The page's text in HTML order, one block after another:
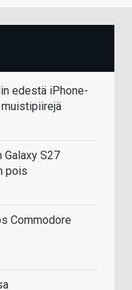
edestä iPhone-
Galaxy S27
pois
Commodore